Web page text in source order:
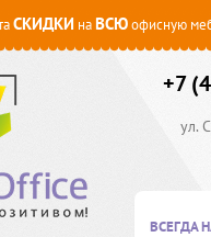
СКИДКИ наВСЮофисную
+7
ул.
ВСЕГДА